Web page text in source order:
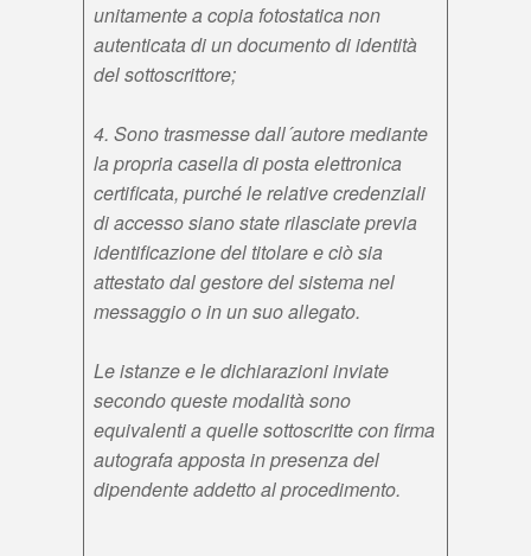
unitamente a copia fotostatica non
autenticata di un documento di identità
del sottoscrittore;
4. Sono trasmesse dall´autore mediante
la propria casella di posta elettronica
certificata, purché le relative credenziali
di accesso siano state rilasciate previa
identificazione del titolare e ciò sia
attestato dal gestore del sistema nel
messaggio o in un suo allegato.
Le istanze e le dichiarazioni inviate
secondo queste modalità sono
equivalenti a quelle sottoscritte con firma
autografa apposta in presenza del
dipendente addetto al procedimento.